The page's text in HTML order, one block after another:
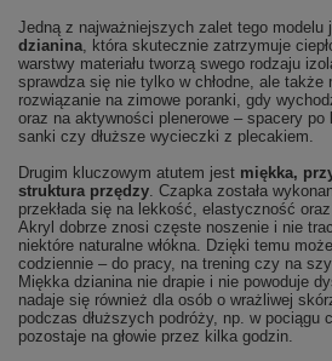
Jedną z najważniejszych zalet tego modelu
dzianina , która skutecznie zatrzymuje
warstwy materiału tworzą swego rodzaju
sprawdza się nie tylko w chłodne, ale także
rozwiązanie na zimowe poranki, gdy
oraz na aktywności plenerowe – spacery
sanki czy dłuższe wycieczki z plecakiem.
Drugim kluczowym atutem jest miękka,
struktura przędzy . Czapka została
przekłada się na lekkość, elastyczność
Akryl dobrze znosi częste noszenie i nie
niektóre naturalne włókna. Dzięki temu
codziennie – do pracy, na trening czy na
Miękka dzianina nie drapie i nie powoduje
nadaje się również dla osób o wrażliwej
podczas dłuższych podróży, np. w pociągu
pozostaje na głowie przez kilka godzin.